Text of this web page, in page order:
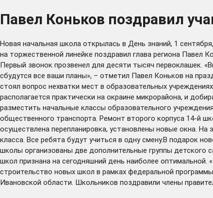
Павел Коньков поздравил
Новая начальная школа открылась в День знаний, 1
на торжественной линейке поздравил глава региона Павел
Первый звонок прозвенел для десяти тысяч первоклашек.
сбудутся все ваши планы», – отметил Павел Коньков на
стоял вопрос нехватки мест в образовательных
располагается практически на окраине микрорайона, и
разместить начальные классы образовательного
общественного транспорта. Ремонт второго корпуса 14-й
осуществлена перепланировка, установлены новые окна.
класса. Все ребята будут учиться в одну смену.В подарок
школы организованы две дополнительные группы детского
школ признана на сегодняшний день наиболее
строительство новых школ в рамках федеральной
Ивановской области. Школьников поздравили члены